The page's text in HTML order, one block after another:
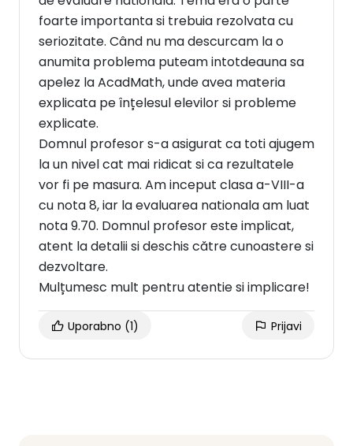
foarte importanta si trebuia rezolvata cu
seriozitate. Când nu ma descurcam la o
anumita problema puteam intotdeauna sa
apelez la AcadMath, unde avea materia
explicata pe înțelesul elevilor si probleme
explicate.
Domnul profesor s-a asigurat ca toti ajugem
la un nivel cat mai ridicat si ca rezultatele
vor fi pe masura. Am inceput clasa a-VIII-a
cu nota 8, iar la evaluarea nationala am luat
nota 9.70. Domnul profesor este implicat,
atent la detalii si deschis către cunoastere si
dezvoltare.
Mulțumesc mult pentru atentie si implicare!
Uporabno (1) Prijavi